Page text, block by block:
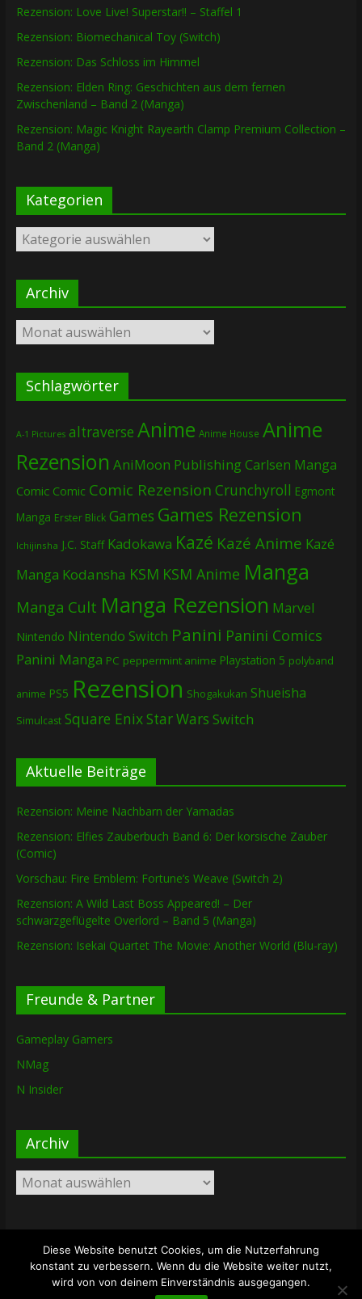
Rezension: Love Live! Superstar!! – Staffel 1
Rezension: Biomechanical Toy (Switch)
Rezension: Das Schloss im Himmel
Rezension: Elden Ring: Geschichten aus dem fernen
Zwischenland – Band 2 (Manga)
Rezension: Magic Knight Rayearth Clamp Premium Collection –
Band 2 (Manga)
Kategorien
Kategorien
Archiv
Archiv
Schlagwörter
A-1 Pictures altraverse Anime Anime House Anime
Rezension AniMoon PublishingCarlsen Manga
Comic Comic Comic Rezension Crunchyroll Egmont
Manga Erster Blick Games Games Rezension
Ichijinsha J.C. Staff Kadokawa Kazé Kazé Anime Kazé
Manga Kodansha KSM KSM Anime Manga
Manga Cult Manga Rezension Marvel
Nintendo Nintendo Switch Panini Panini Comics
Panini Manga PC peppermint anime Playstation 5 polyband
anime PS5 Rezension Shogakukan Shueisha
Simulcast Square EnixStar Wars Switch
Aktuelle Beiträge
Rezension: Meine Nachbarn der Yamadas
Rezension: Elfies Zauberbuch Band 6: Der korsische Zauber
(Comic)
Vorschau: Fire Emblem: Fortune’s Weave (Switch 2)
Rezension: A Wild Last Boss Appeared! – Der
schwarzgeflügelte Overlord – Band 5 (Manga)
Rezension: Isekai Quartet The Movie: Another World (Blu-ray)
Freunde & Partner
Gameplay Gamers
NMag
N Insider
Archiv
Archiv
Copyright © 2026The Lost Dungeon. Alle Rechte vorbehalten.
Theme: ColorMag vonThemeGrill. Bereitgestellt von
WordPress
Diese Website benutzt Cookies, um die Nutzerfahrung
konstant zu verbessern. Wenn du die Website weiter nutzt,
wird von von deinem Einverständnis ausgegangen.